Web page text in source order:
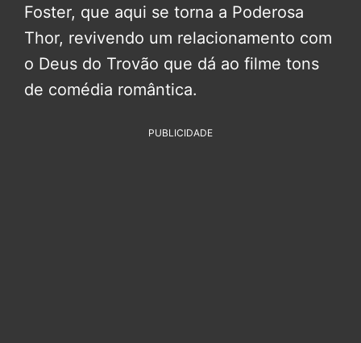
Foster, que aqui se torna a Poderosa
Thor, revivendo um relacionamento com
o Deus do Trovão que dá ao filme tons
de comédia romântica.
PUBLICIDADE